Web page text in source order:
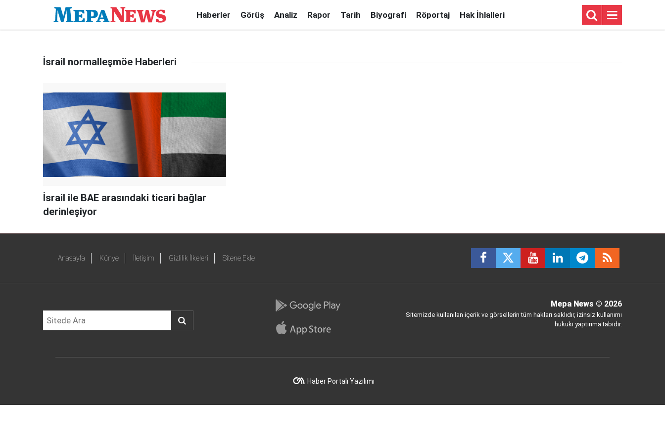
Haberler Görüş Analiz Rapor Tarih Biyografi Röportaj Hak İhlalleri
İsrail normalleşmöe Haberleri
İsrail ile BAE arasındaki ticari bağlar
derinleşiyor
Anasayfa Künye İletişim Gizlilik İlkeleri Sitene Ekle
Mepa News © 2026
Sitemizde kullanılan içerik ve görsellerin tüm hakları saklıdır, izinsiz kullanımı
hukuki yaptırıma tabidir.
Haber Portalı Yazılımı